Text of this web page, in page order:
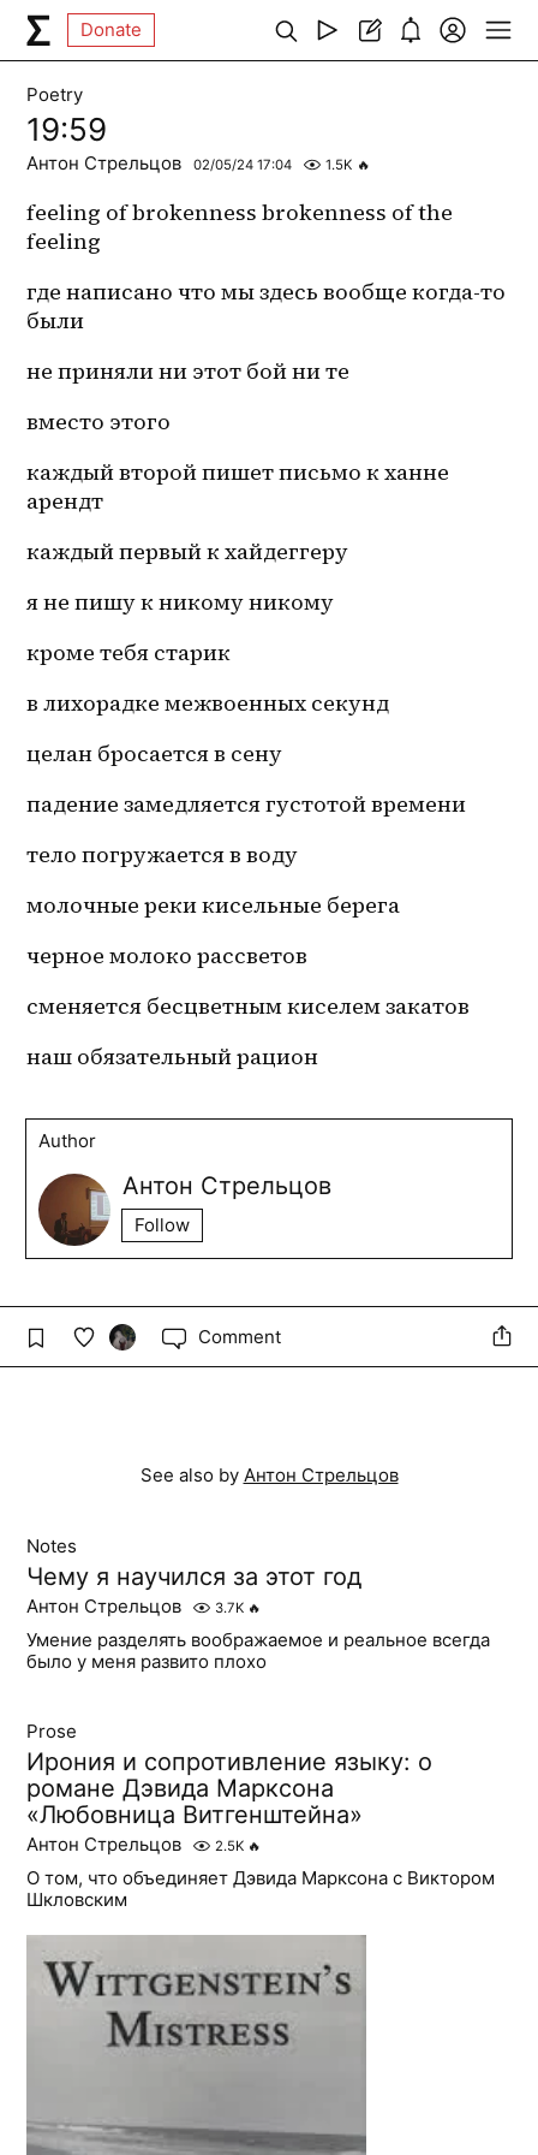
Donate
Poetry
19:59
Антон Стрельцов 02/05/24 17:04 1.5K 🔥
feeling of brokenness brokenness of the
feeling
где написано что мы здесь вообще когда-то
были
не приняли ни этот бой ни те
вместо этого
каждый второй пишет письмо к ханне
арендт
каждый первый к хайдеггеру
я не пишу к никому никому
кроме тебя старик
в лихорадке межвоенных секунд
целан бросается в сену
падение замедляется густотой времени
тело погружается в воду
молочные реки кисельные берега
черное молоко рассветов
сменяется бесцветным киселем закатов
наш обязательный рацион
Author
Антон Стрельцов
Follow
Comment
See also by Антон Стрельцов
Notes
Чему я научился за этот год
Антон Стрельцов 3.7K 🔥
Умение разделять воображаемое и реальное всегда
было у меня развито плохо
Prose
Ирония и сопротивление языку: о
романе Дэвида Марксона
«Любовница Витгенштейна»
Антон Стрельцов 2.5K 🔥
О том, что объединяет Дэвида Марксона с Виктором
Шкловским